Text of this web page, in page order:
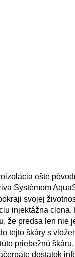
ešte
Systémom
svojej
injektážna
že predsa len
tejto škáry s
priebežnú
dostatok